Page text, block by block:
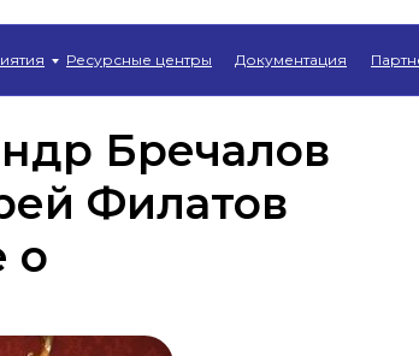
Документация
Ресурсные центры
Бречалов
Филатов
о